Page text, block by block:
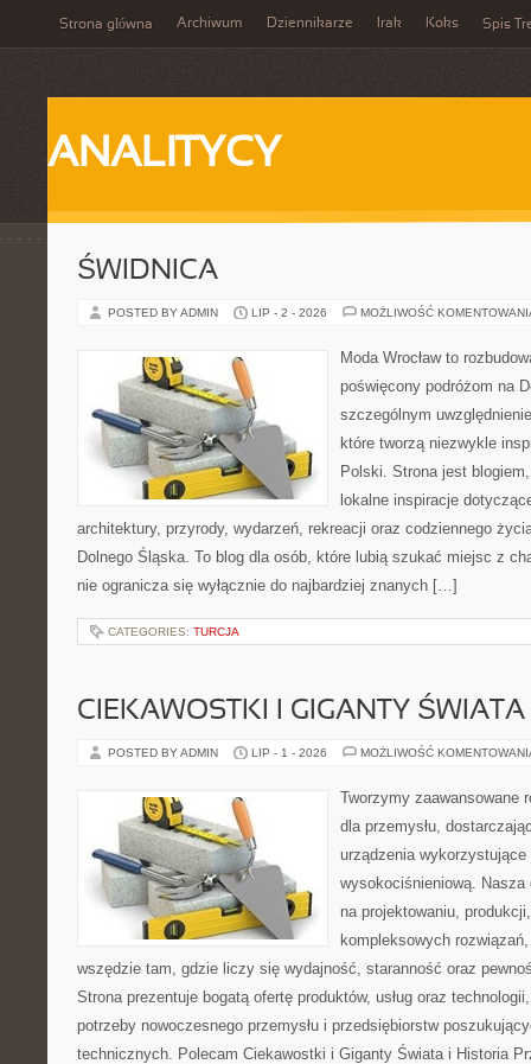
Strona główna Archiwum Dziennikarze Irak Koks Spis
ANALITYCY
ŚWIDNICA
POSTED BY ADMIN LIP - 2 - 2026 MOŻLIWOŚĆ
Moda Wrocław to
poświęcony podróżom na
szczególnym
które tworzą niezwykle
Polski. Strona jest
lokalne inspiracje
architektury, przyrody, wydarzeń, rekreacji oraz codziennego
Dolnego Śląska. To blog dla osób, które lubią szukać miejsc z
nie ogranicza się wyłącznie do najbardziej znanych […]
CATEGORIES: TURCJA
CIEKAWOSTKI I GIGANTY ŚWIATA
POSTED BY ADMIN LIP - 1 - 2026 MOŻLIWOŚĆ
Tworzymy zaawansowane
dla przemysłu,
urządzenia wykorzystujące
wysokociśnieniową. Nasza
na projektowaniu,
kompleksowych
wszędzie tam, gdzie liczy się wydajność, staranność oraz
Strona prezentuje bogatą ofertę produktów, usług oraz
potrzeby nowoczesnego przemysłu i przedsiębiorstw
technicznych. Polecam Ciekawostki i Giganty Świata i Historia